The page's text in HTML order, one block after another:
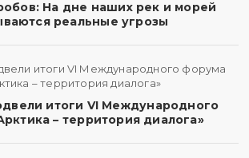
На дне наших рек и морей
реальные угрозы
итоги VI Международного
– территория диалога»